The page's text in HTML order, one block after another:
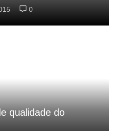
0
qualidade do